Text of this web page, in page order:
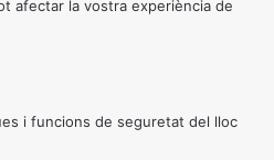
afectar la vostra experiència de
i funcions de seguretat del lloc